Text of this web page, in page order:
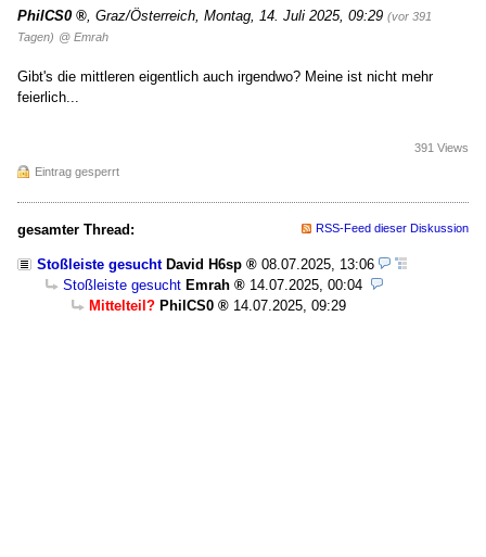
PhilCS0 Graz/Österreich Montag, 14. Juli 2025, 09:29 (vor 391
Tagen) @ Emrah
Gibt's die mittleren eigentlich auch irgendwo? Meine ist nicht mehr
feierlich...
Eintrag gesperrt
391 Views
gesamter Thread: RSS-Feed dieser Diskussion
Stoßleiste gesucht David H6sp
08.07.2025, 13:06
Stoßleiste gesucht Emrah
14.07.2025, 00:04
Mittelteil? PhilCS0 14.07.2025, 09:29